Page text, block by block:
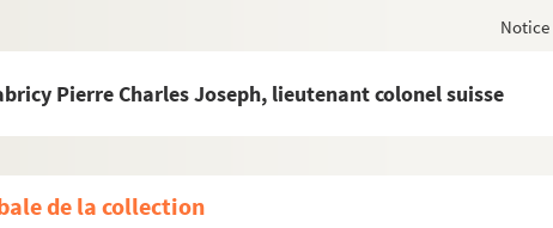
Notice
Pierre Charles Joseph, lieutenant colonel suisse
de la collection
personnages lillois
à Benvignat
Bouchée